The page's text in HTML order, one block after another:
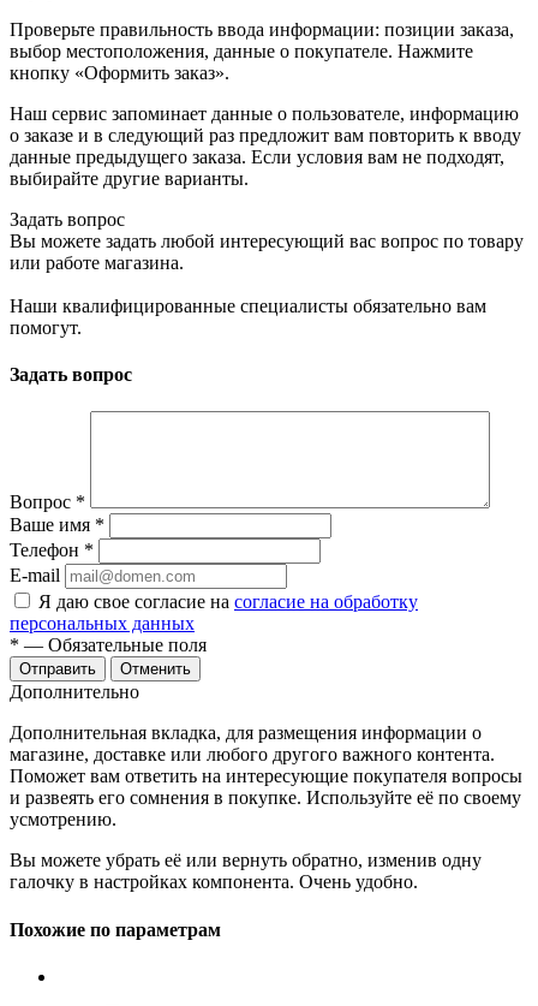
Проверьте правильность ввода информации: позиции заказа,
выбор местоположения, данные о покупателе. Нажмите
кнопку «Оформить заказ».
Наш сервис запоминает данные о пользователе, информацию
о заказе и в следующий раз предложит вам повторить к вводу
данные предыдущего заказа. Если условия вам не подходят,
выбирайте другие варианты.
Задать вопрос
Вы можете задать любой интересующий вас вопрос по товару
или работе магазина.
Наши квалифицированные специалисты обязательно вам
помогут.
Задать вопрос
Вопрос *
Ваше имя *
Телефон *
E-mail
Я даю свое согласие на согласие на обработку
персональных данных
* — Обязательные поля
Отменить
Дополнительно
Дополнительная вкладка, для размещения информации о
магазине, доставке или любого другого важного контента.
Поможет вам ответить на интересующие покупателя вопросы
и развеять его сомнения в покупке. Используйте её по своему
усмотрению.
Вы можете убрать её или вернуть обратно, изменив одну
галочку в настройках компонента. Очень удобно.
Похожие по параметрам